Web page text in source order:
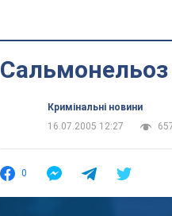
Сальмонельоз
Кримінальні новини
16.07.2005 12:27
0